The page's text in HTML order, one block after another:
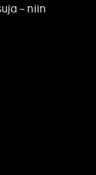
– niin